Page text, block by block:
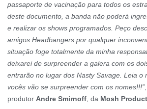
passaporte de vacinação para todos os
deste documento, a banda não poderá
e realizar os shows programados. Peço
amigos Headbangers por qualquer
situação foge totalmente da minha
deixarei de surpreender a galera com os
entrarão no lugar dos Nasty Savage. Leia o
vocês vão se surpreender com os nomes!!!”
produtor Andre Smirnoff , da Mosh